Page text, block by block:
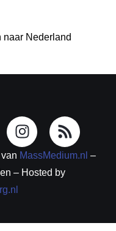
Nederland
MassMedium.nl –
– Hosted by